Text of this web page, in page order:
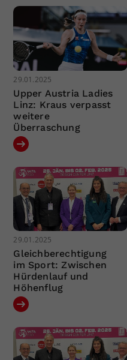
29.01.2025
Upper Austria Ladies
Linz: Kraus verpasst
weitere
Überraschung
29.01.2025
Gleichberechtigung
im Sport: Zwischen
Hürdenlauf und
Höhenflug